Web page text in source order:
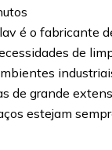
é o fabricante
de
de grande
estejam